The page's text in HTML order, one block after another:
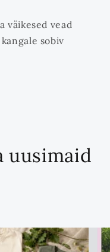
väikesed vead
sobiv
uusimaid